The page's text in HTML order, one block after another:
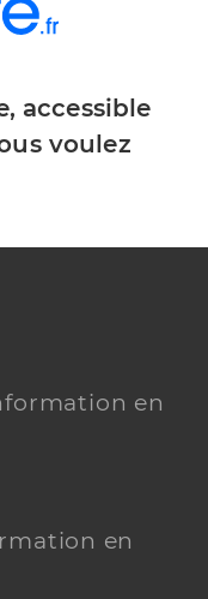
accessible
voulez
en
en